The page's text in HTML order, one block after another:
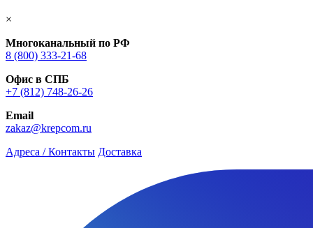
×
Многоканальный по РФ
8 (800) 333‑21-68
Офис в СПБ
+7 (812) 748‑26-26
Email
zakaz@krepcom.ru
Адреса / Контакты Доставка